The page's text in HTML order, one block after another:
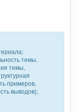
темы,
темы,
примеров,
выводов);